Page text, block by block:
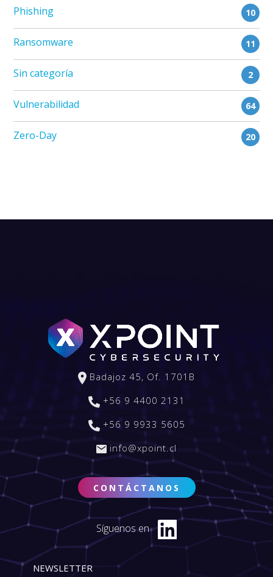
Phishing 10
Ransomware 11
Sin categoría 2
Vulnerabilidad 64
Zero-Day 20
+56 9 4400 2131
Badajoz 45, Of. 1701B
+56 9 9933 5605
info@xpoint.cl
CONTÁCTANOS
Síguenos en
NEWSLETTER